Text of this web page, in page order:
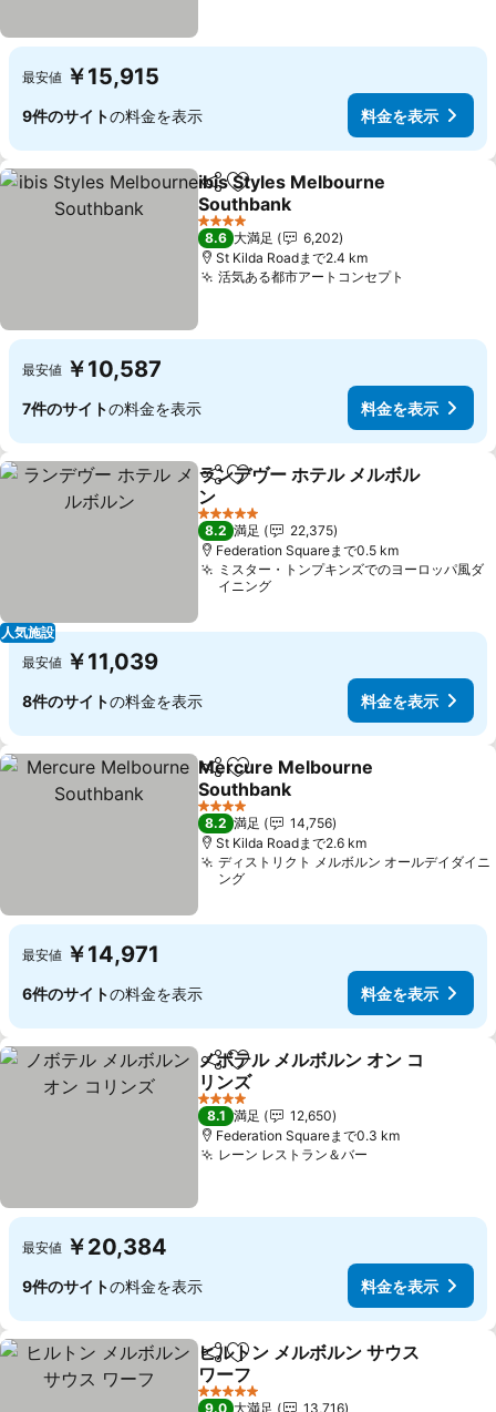
最安値 ￥15,915
9件のサイトの料金を表示 料金を表示
シェアお気に入りに追加
ibis Styles Melbourne
Southbank
4 ホテルのランク
8.6 大満足
6,202
St Kilda Roadまで2.4 km
活気ある都市アートコンセプト
最安値 ￥10,587
7件のサイトの料金を表示 料金を表示
人気施設
シェアお気に入りに追加
ランデヴー ホテル メルボル
ン
5 ホテルのランク
8.2 満足
22,375
Federation Squareまで0.5 km
ミスター・トンプキンズでのヨーロッパ風ダ
イニング
最安値 ￥11,039
8件のサイトの料金を表示 料金を表示
シェアお気に入りに追加
Mercure Melbourne
Southbank
4 ホテルのランク
8.2 満足
14,756
St Kilda Roadまで2.6 km
ディストリクト メルボルン オールデイダイニ
ング
最安値 ￥14,971
6件のサイトの料金を表示 料金を表示
シェアお気に入りに追加
ノボテル メルボルン オン コ
リンズ
4 ホテルのランク
8.1 満足
12,650
Federation Squareまで0.3 km
レーン レストラン＆バー
最安値 ￥20,384
9件のサイトの料金を表示 料金を表示
シェアお気に入りに追加
ヒルトン メルボルン サウス
ワーフ
5 ホテルのランク
9.0 大満足
13,716